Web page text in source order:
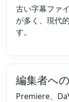
古い字幕ファ
が多く、現代
す。
編集者へ
Premiere、